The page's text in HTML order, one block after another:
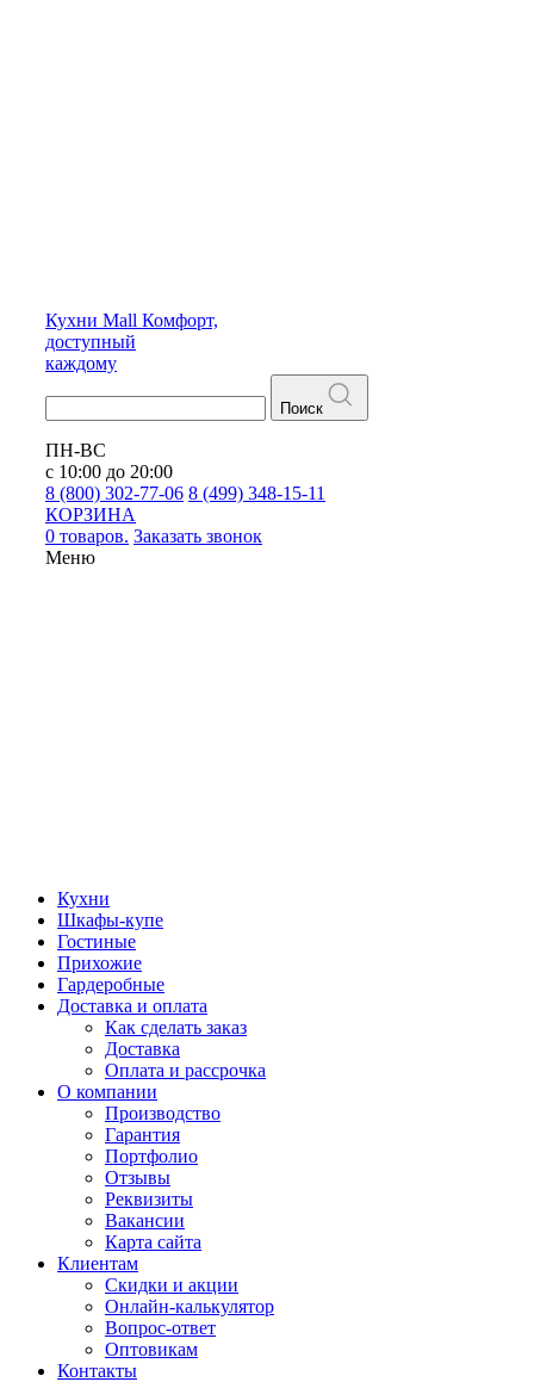
Кухни Mall Комфорт,
доступный
каждому
Поиск
ПН-ВС
с 10:00 до 20:00
8 (800) 302-77-06 8 (499) 348-15-11
КОРЗИНА
0 товаров. Заказать звонок
Меню
Кухни
Шкафы-купе
Гостиные
Прихожие
Гардеробные
Доставка и оплата
Как сделать заказ
Доставка
Оплата и рассрочка
О компании
Производство
Гарантия
Портфолио
Отзывы
Реквизиты
Вакансии
Карта сайта
Клиентам
Скидки и акции
Онлайн-калькулятор
Вопрос-ответ
Оптовикам
Контакты